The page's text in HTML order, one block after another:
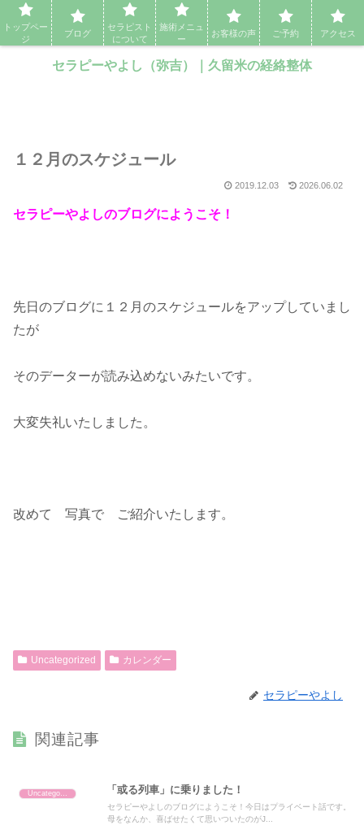
セラピーやよし（弥吉）｜久留米の経絡整体・アロママッサージ・エステ
セラピーやよし（弥吉）｜久留米の経絡整体
１２月のスケジュール
2019.12.03 2026.06.02
セラピーやよしのブログにようこそ！
先日のブログに１２月のスケジュールをアップしていまし
たが
そのデーターが読み込めないみたいです。
大変失礼いたしました。
改めて 写真で ご紹介いたします。
Uncategorized カレンダー
セラピーやよし
関連記事
Uncategorized 「或る列車」に乗りました！
セラピーやよしのブログにようこそ！今日はプライベート話です。
母をなんか、喜ばせたくて思いついたのがJ...
トップペー
ジ
ブログ
セラピスト
について
施術メニュ
ー
お客様の声 ご予約 アクセス